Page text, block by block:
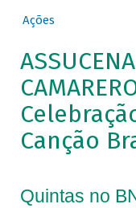
Ações
Canção
Quintas no